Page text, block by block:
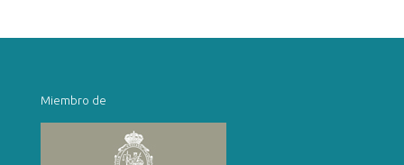
Miembro de